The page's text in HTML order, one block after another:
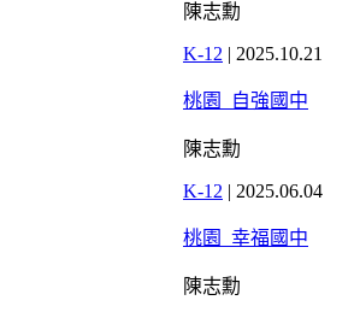
陳志勳
K-12 | 2025.10.21
桃園_自強國中
陳志勳
K-12 | 2025.06.04
桃園_幸福國中
陳志勳